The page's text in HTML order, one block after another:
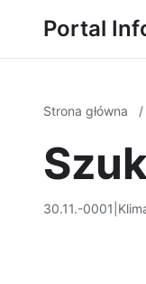
Portal
Strona główna /
30.11.-0001